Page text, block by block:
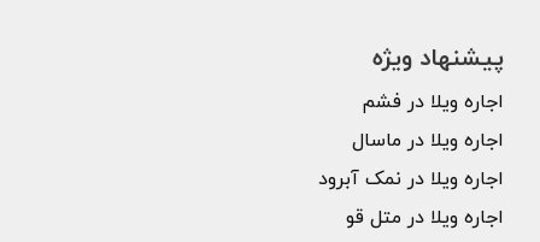
پیشنهاد ویژه
اجاره ویلا در فشم
اجاره ویلا در ماسال
اجاره ویلا در نمک آبرود
اجاره ویلا در متل قو